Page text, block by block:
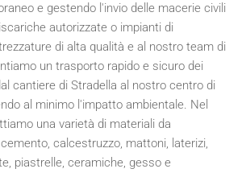
e gestendo l'invio delle macerie civili
autorizzate o impianti di
di alta qualità e al nostro team di
un trasporto rapido e sicuro dei
cantiere di Stradella al nostro centro di
al minimo l'impatto ambientale. Nel
una varietà di materiali da
calcestruzzo, mattoni, laterizi,
piastrelle, ceramiche, gesso e